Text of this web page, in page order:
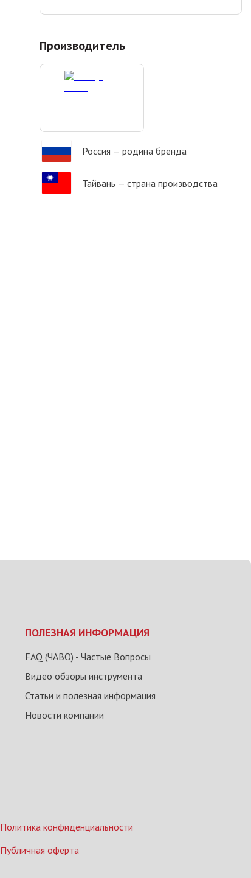
Производитель
Россия — родина бренда
Тайвань — страна производства
ПОЛЕЗНАЯ ИНФОРМАЦИЯ
FAQ (ЧАВО) - Частые Вопросы
Видео обзоры инструмента
Статьи и полезная информация
Новости компании
Политика конфиденциальности
Публичная оферта